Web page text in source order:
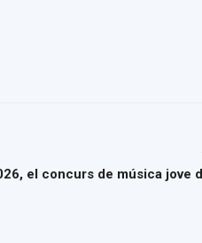
el concurs de música jove